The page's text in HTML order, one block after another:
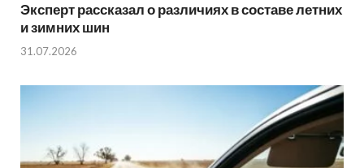
Эксперт рассказал о различиях в составе летних
и зимних шин
31.07.2026